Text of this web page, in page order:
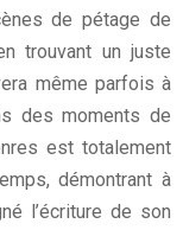
de pétage de
trouvant un juste
même parfois à
des moments de
est totalement
démontrant à
l’écriture de son